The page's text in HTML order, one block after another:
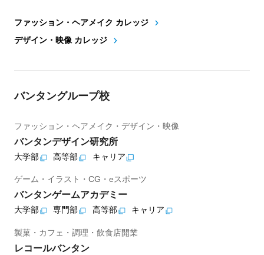
ファッション・ヘアメイク カレッジ
デザイン・映像 カレッジ
バンタングループ校
ファッション・ヘアメイク・デザイン・映像
バンタンデザイン研究所
大学部 高等部 キャリア
ゲーム・イラスト・CG・eスポーツ
バンタンゲームアカデミー
大学部 専門部 高等部 キャリア
製菓・カフェ・調理・飲食店開業
レコールバンタン